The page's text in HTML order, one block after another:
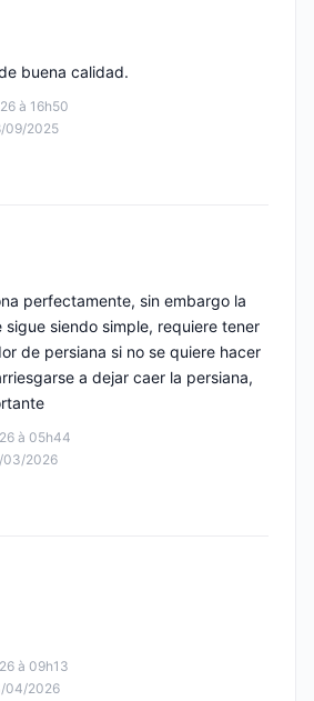
à 16h50
09/2025
buena calidad.
à 05h44
03/2026
perfectamente, sin embargo la
sigue siendo simple, requiere tener
de persiana si no se quiere hacer
a dejar caer la persiana,
à 09h13
04/2026